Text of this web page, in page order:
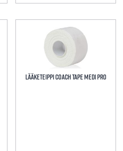
Tällä
tuotteella
on
useampi
muunnelma.
Lääketeippi Coach Tape Medi Pro